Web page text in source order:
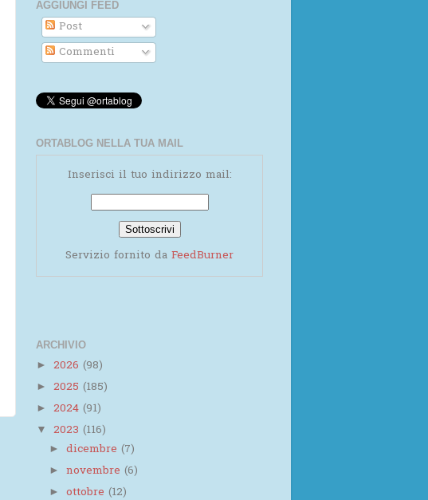
AGGIUNGI FEED
Post
Commenti
ORTABLOG NELLA TUA MAIL
Inserisci il tuo indirizzo mail:
Servizio fornito da FeedBurner
ARCHIVIO
► 2026 (98)
► 2025 (185)
► 2024 (91)
▼ 2023 (116)
►dicembre(7)
►novembre(6)
►ottobre(12)